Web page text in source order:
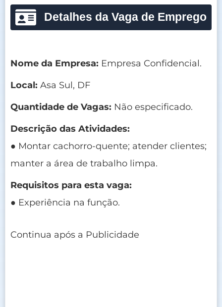
Detalhes da Vaga de Emprego
Nome da Empresa: Empresa Confidencial.
Local: Asa Sul, DF
Quantidade de Vagas: Não especificado.
Descrição das Atividades:
● Montar cachorro-quente; atender clientes;
manter a área de trabalho limpa.
Requisitos para esta vaga:
● Experiência na função.
Continua após a Publicidade